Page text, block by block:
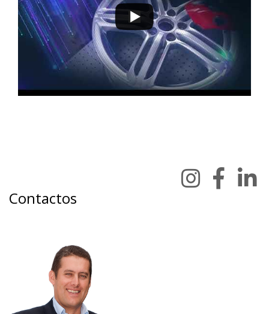
Contactos